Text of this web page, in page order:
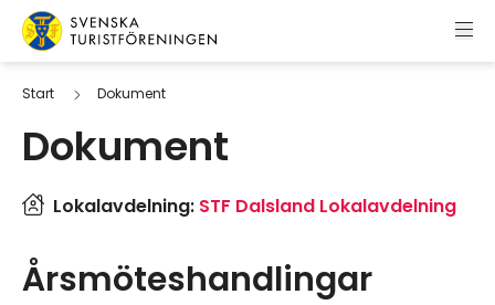
Hoppa till innehåll
Svenska Turistföreningen
Start Dokument
Dokument
Lokalavdelning: STF Dalsland Lokalavdelning
Årsmöteshandlingar